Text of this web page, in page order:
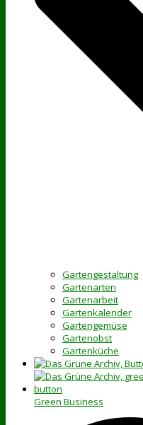
Gartengestaltung
Gartenarten
Gartenarbeit
Gartenkalender
Gartengemüse
Gartenobst
Gartenküche
Green Business